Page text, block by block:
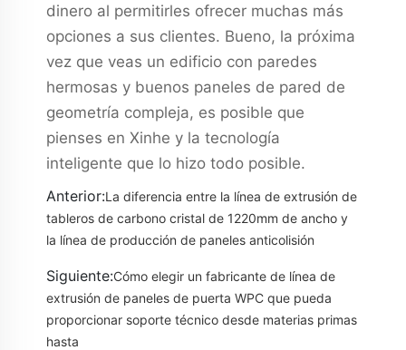
dinero al permitirles ofrecer muchas más
opciones a sus clientes. Bueno, la próxima
vez que veas un edificio con paredes
hermosas y buenos paneles de pared de
geometría compleja, es posible que
pienses en Xinhe y la tecnología
inteligente que lo hizo todo posible.
Anterior:La diferencia entre la línea de extrusión de
tableros de carbono cristal de 1220mm de ancho y
la línea de producción de paneles anticolisión
Siguiente:Cómo elegir un fabricante de línea de
extrusión de paneles de puerta WPC que pueda
proporcionar soporte técnico desde materias primas
hasta